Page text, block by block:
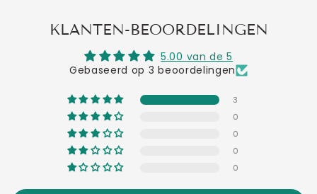
KLANTEN-BEOORDELINGEN
5.00 van de 5
Gebaseerd op 3 beoordelingen
3
0
0
0
0